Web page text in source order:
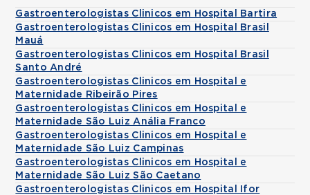
Gastroenterologistas Clinicos em Hospital Bartira
Gastroenterologistas Clinicos em Hospital Brasil
Mauá
Gastroenterologistas Clinicos em Hospital Brasil
Santo André
Gastroenterologistas Clinicos em Hospital e
Maternidade Ribeirão Pires
Gastroenterologistas Clinicos em Hospital e
Maternidade São Luiz Anália Franco
Gastroenterologistas Clinicos em Hospital e
Maternidade São Luiz Campinas
Gastroenterologistas Clinicos em Hospital e
Maternidade São Luiz São Caetano
Gastroenterologistas Clinicos em Hospital Ifor